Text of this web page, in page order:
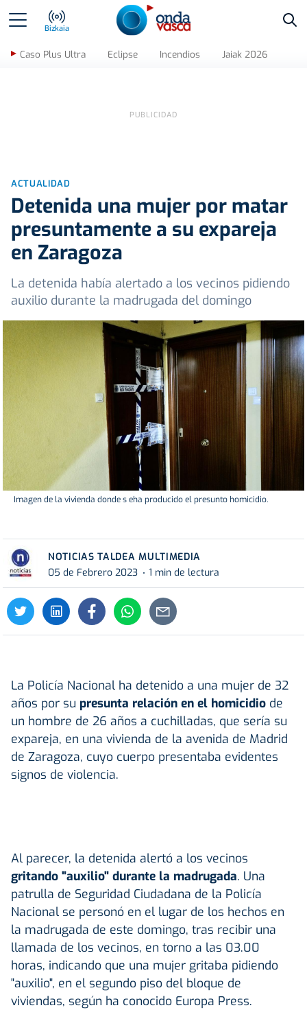
Bizkaia
Caso Plus Ultra Eclipse Incendios Jaiak 2026
ACTUALIDAD
Detenida una mujer por matar
presuntamente a su expareja
en Zaragoza
La detenida había alertado a los vecinos pidiendo
auxilio durante la madrugada del domingo
Imagen de la vivienda donde s eha producido el presunto homicidio.
NOTICIAS TALDEA MULTIMEDIA
05 de Febrero 2023
1 min de lectura
La Policía Nacional ha detenido a una mujer de 32
años por su presunta relación en el homicidio de
un hombre de 26 años a cuchilladas, que sería su
expareja, en una vivienda de la avenida de Madrid
de Zaragoza, cuyo cuerpo presentaba evidentes
signos de violencia.
Al parecer, la detenida alertó a los vecinos
gritando "auxilio" durante la madrugada. Una
patrulla de Seguridad Ciudadana de la Policía
Nacional se personó en el lugar de los hechos en
la madrugada de este domingo, tras recibir una
llamada de los vecinos, en torno a las 03.00
horas, indicando que una mujer gritaba pidiendo
"auxilio", en el segundo piso del bloque de
viviendas, según ha conocido Europa Press.